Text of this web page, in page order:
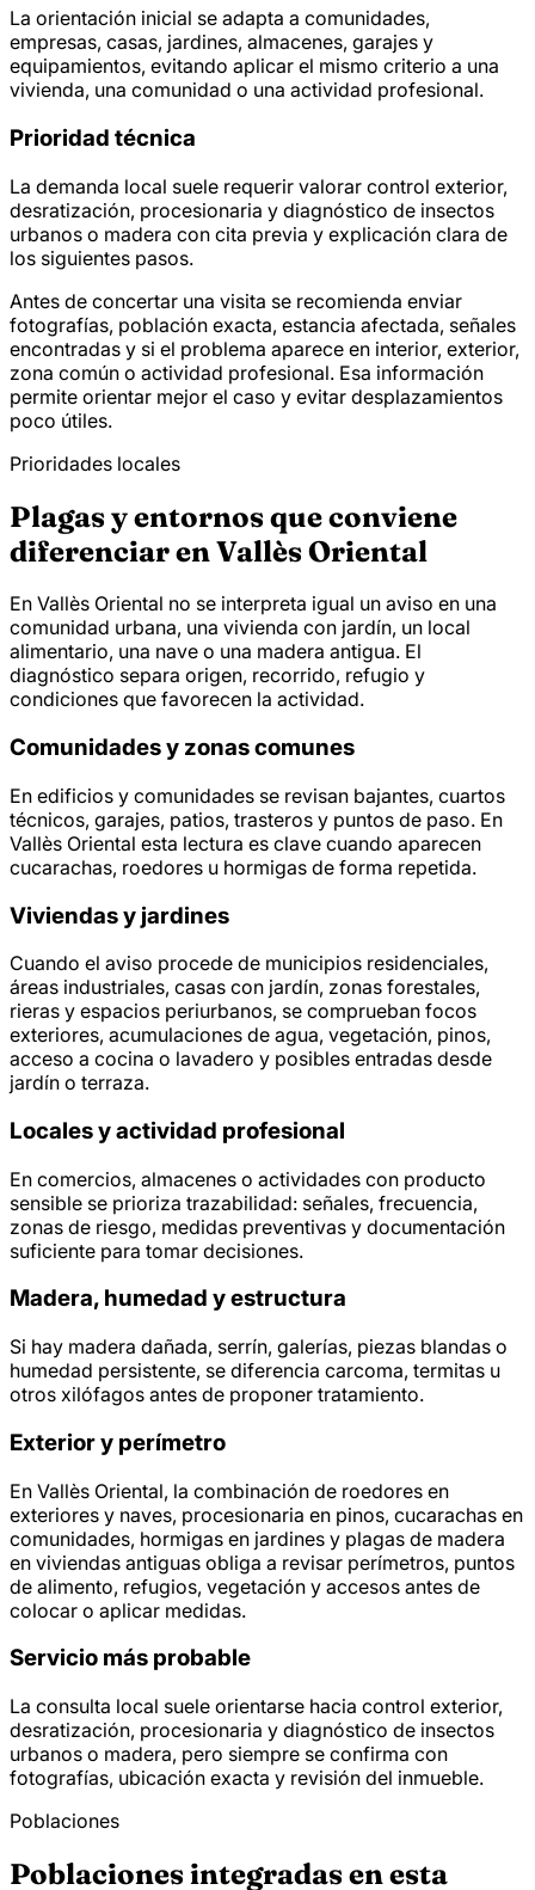
La orientación inicial se adapta a comunidades,
empresas, casas, jardines, almacenes, garajes y
equipamientos, evitando aplicar el mismo criterio a una
vivienda, una comunidad o una actividad profesional.
Prioridad técnica
La demanda local suele requerir valorar control exterior,
desratización, procesionaria y diagnóstico de insectos
urbanos o madera con cita previa y explicación clara de
los siguientes pasos.
Antes de concertar una visita se recomienda enviar
fotografías, población exacta, estancia afectada, señales
encontradas y si el problema aparece en interior, exterior,
zona común o actividad profesional. Esa información
permite orientar mejor el caso y evitar desplazamientos
poco útiles.
Prioridades locales
Plagas y entornos que conviene
diferenciar en Vallès Oriental
En Vallès Oriental no se interpreta igual un aviso en una
comunidad urbana, una vivienda con jardín, un local
alimentario, una nave o una madera antigua. El
diagnóstico separa origen, recorrido, refugio y
condiciones que favorecen la actividad.
Comunidades y zonas comunes
En edificios y comunidades se revisan bajantes, cuartos
técnicos, garajes, patios, trasteros y puntos de paso. En
Vallès Oriental esta lectura es clave cuando aparecen
cucarachas, roedores u hormigas de forma repetida.
Viviendas y jardines
Cuando el aviso procede de municipios residenciales,
áreas industriales, casas con jardín, zonas forestales,
rieras y espacios periurbanos, se comprueban focos
exteriores, acumulaciones de agua, vegetación, pinos,
acceso a cocina o lavadero y posibles entradas desde
jardín o terraza.
Locales y actividad profesional
En comercios, almacenes o actividades con producto
sensible se prioriza trazabilidad: señales, frecuencia,
zonas de riesgo, medidas preventivas y documentación
suficiente para tomar decisiones.
Madera, humedad y estructura
Si hay madera dañada, serrín, galerías, piezas blandas o
humedad persistente, se diferencia carcoma, termitas u
otros xilófagos antes de proponer tratamiento.
Exterior y perímetro
En Vallès Oriental, la combinación de roedores en
exteriores y naves, procesionaria en pinos, cucarachas en
comunidades, hormigas en jardines y plagas de madera
en viviendas antiguas obliga a revisar perímetros, puntos
de alimento, refugios, vegetación y accesos antes de
colocar o aplicar medidas.
Servicio más probable
La consulta local suele orientarse hacia control exterior,
desratización, procesionaria y diagnóstico de insectos
urbanos o madera, pero siempre se confirma con
fotografías, ubicación exacta y revisión del inmueble.
Poblaciones
Poblaciones integradas en esta